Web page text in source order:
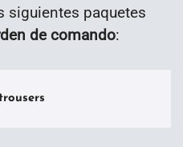
siguientes paquetes
de comando: